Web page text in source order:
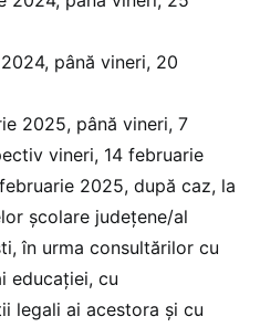
până vineri, 20
2025, până vineri, 7
vineri, 14 februarie
2025, după caz, la
școlare județene/al
în urma consultărilor cu
educației, cu
legali ai acestora și cu